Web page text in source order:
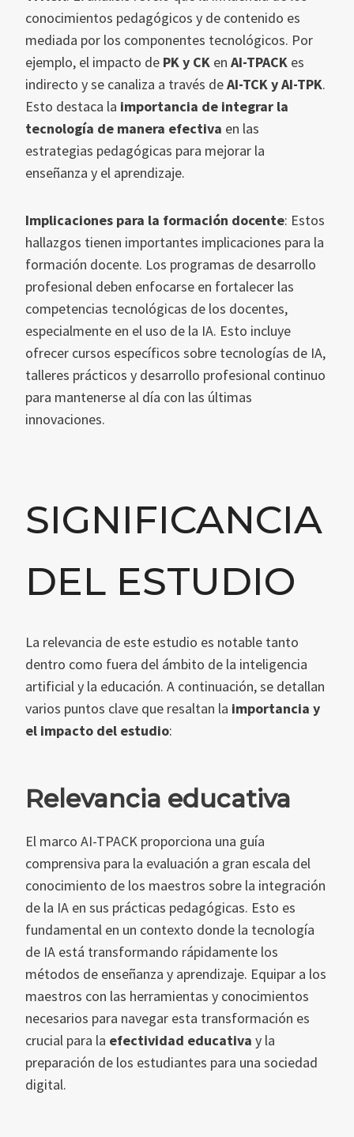
conocimientos pedagógicos y de contenido es
mediada por los componentes tecnológicos. Por
ejemplo, el impacto de PK y CK en AI-TPACK es
indirecto y se canaliza a través deAI-TCK y AI-TPK.
Esto destaca la importancia de integrar la
tecnología de manera efectiva en las
estrategias pedagógicas para mejorar la
enseñanza y el aprendizaje.
Implicaciones para la formación docente: Estos
hallazgos tienen importantes implicaciones para la
formación docente. Los programas de desarrollo
profesional deben enfocarse en fortalecer las
competencias tecnológicas de los docentes,
especialmente en el uso de la IA. Esto incluye
ofrecer cursos específicos sobre tecnologías de IA,
talleres prácticos y desarrollo profesional continuo
para mantenerse al día con las últimas
innovaciones.
SIGNIFICANCIA
DEL ESTUDIO
La relevancia de este estudio es notable tanto
dentro como fuera del ámbito de la inteligencia
artificial y la educación. A continuación, se detallan
varios puntos clave que resaltan la importancia y
el impacto del estudio:
Relevancia educativa
El marco AI-TPACK proporciona una guía
comprensiva para la evaluación a gran escala del
conocimiento de los maestros sobre la integración
de la IA en sus prácticas pedagógicas. Esto es
fundamental en un contexto donde la tecnología
de IA está transformando rápidamente los
métodos de enseñanza y aprendizaje. Equipar a los
maestros con las herramientas y conocimientos
necesarios para navegar esta transformación es
crucial para la efectividad educativa y la
preparación de los estudiantes para una sociedad
digital.